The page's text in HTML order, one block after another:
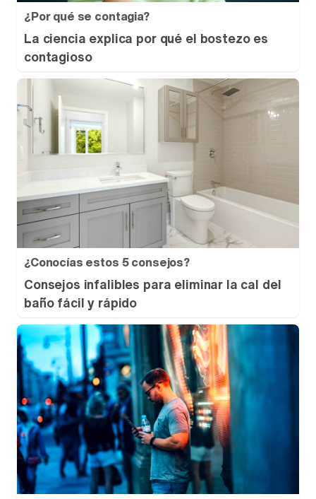
¿Por qué se contagia?
La ciencia explica por qué el bostezo es
contagioso
¿Conocías estos 5 consejos?
Consejos infalibles para eliminar la cal del
baño fácil y rápido